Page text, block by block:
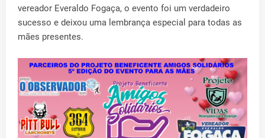
vereador Everaldo Fogaça, o evento foi um verdadeiro
sucesso e deixou uma lembrança especial para todas as
mães presentes.